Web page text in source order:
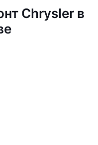
Chrysler в